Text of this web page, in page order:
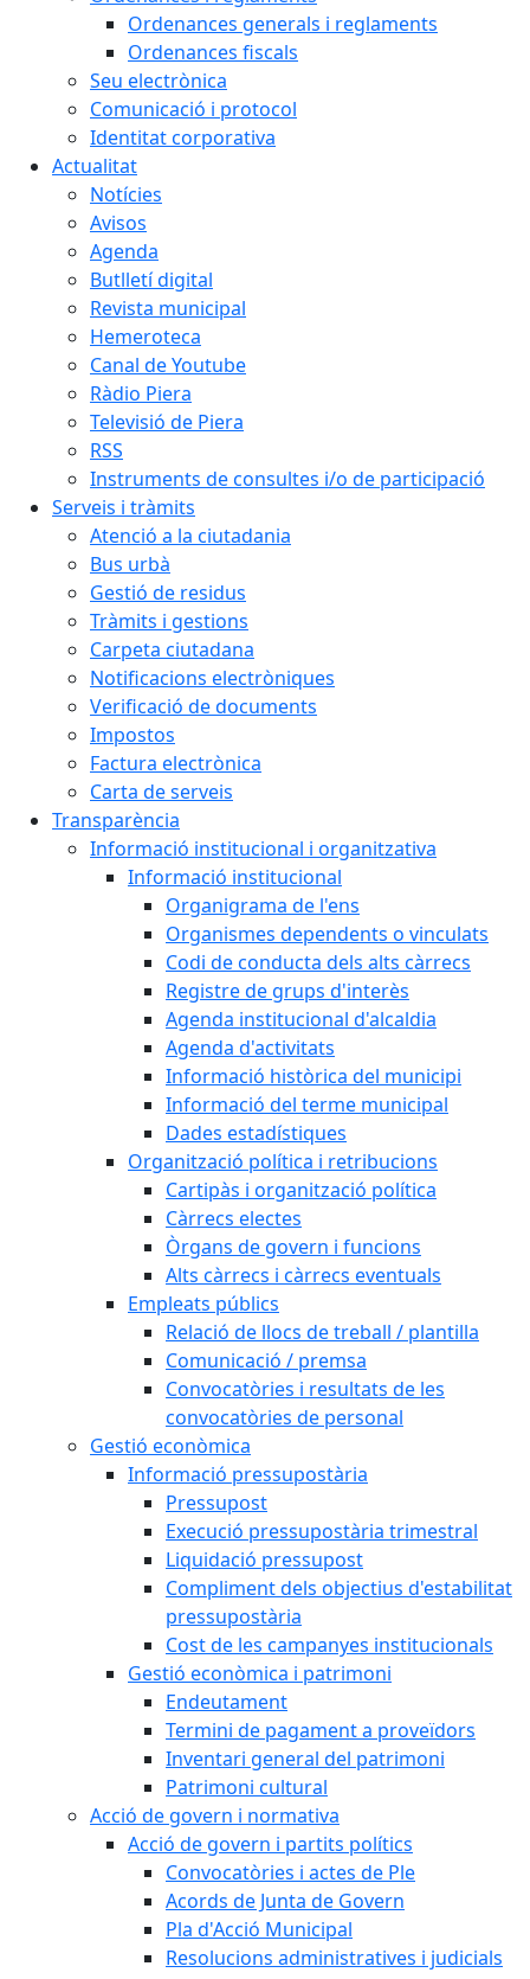
Ordenances generals i reglaments
Ordenances fiscals
Seu electrònica
Comunicació i protocol
Identitat corporativa
Actualitat
Notícies
Avisos
Agenda
Butlletí digital
Revista municipal
Hemeroteca
Canal de Youtube
Ràdio Piera
Televisió de Piera
RSS
Instruments de consultes i/o de participació
Serveis i tràmits
Atenció a la ciutadania
Bus urbà
Gestió de residus
Tràmits i gestions
Carpeta ciutadana
Notificacions electròniques
Verificació de documents
Impostos
Factura electrònica
Carta de serveis
Transparència
Informació institucional i organitzativa
Informació institucional
Organigrama de l'ens
Organismes dependents o vinculats
Codi de conducta dels alts càrrecs
Registre de grups d'interès
Agenda institucional d'alcaldia
Agenda d'activitats
Informació històrica del municipi
Informació del terme municipal
Dades estadístiques
Organització política i retribucions
Cartipàs i organització política
Càrrecs electes
Òrgans de govern i funcions
Alts càrrecs i càrrecs eventuals
Empleats públics
Relació de llocs de treball / plantilla
Comunicació / premsa
Convocatòries i resultats de les
convocatòries de personal
Gestió econòmica
Informació pressupostària
Pressupost
Execució pressupostària trimestral
Liquidació pressupost
Compliment dels objectius d'estabilitat
pressupostària
Cost de les campanyes institucionals
Gestió econòmica i patrimoni
Endeutament
Termini de pagament a proveïdors
Inventari general del patrimoni
Patrimoni cultural
Acció de govern i normativa
Acció de govern i partits polítics
Convocatòries i actes de Ple
Acords de Junta de Govern
Pla d'Acció Municipal
Resolucions administratives i judicials